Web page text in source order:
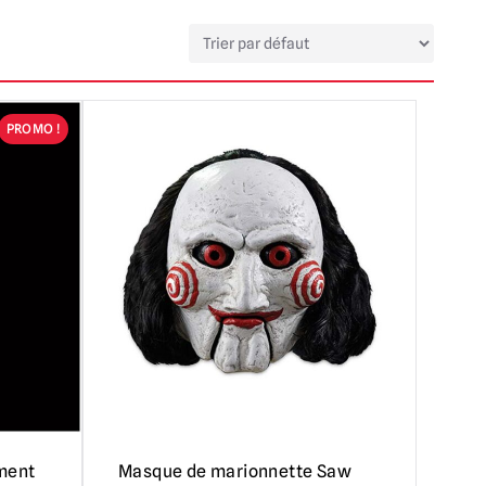
PROMO !
Masque de marionnette Saw